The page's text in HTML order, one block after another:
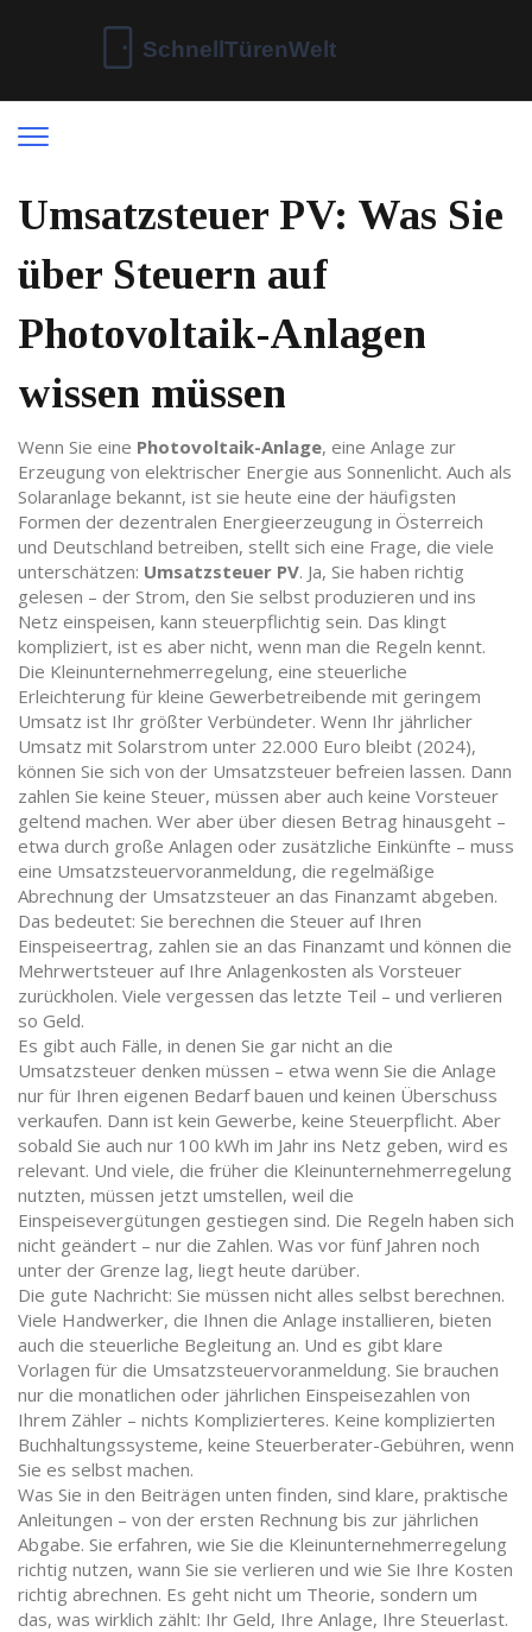
Umsatzsteuer PV: Was Sie
über Steuern auf
Photovoltaik-Anlagen
wissen müssen
Wenn Sie eine Photovoltaik-Anlage, eine Anlage zur
Erzeugung von elektrischer Energie aus Sonnenlicht. Auch als
Solaranlage bekannt, ist sie heute eine der häufigsten
Formen der dezentralen Energieerzeugung in Österreich
und Deutschland betreiben, stellt sich eine Frage, die viele
unterschätzen: Umsatzsteuer PV. Ja, Sie haben richtig
gelesen – der Strom, den Sie selbst produzieren und ins
Netz einspeisen, kann steuerpflichtig sein. Das klingt
kompliziert, ist es aber nicht, wenn man die Regeln kennt.
Die Kleinunternehmerregelung, eine steuerliche
Erleichterung für kleine Gewerbetreibende mit geringem
Umsatz ist Ihr größter Verbündeter. Wenn Ihr jährlicher
Umsatz mit Solarstrom unter 22.000 Euro bleibt (2024),
können Sie sich von der Umsatzsteuer befreien lassen. Dann
zahlen Sie keine Steuer, müssen aber auch keine Vorsteuer
geltend machen. Wer aber über diesen Betrag hinausgeht –
etwa durch große Anlagen oder zusätzliche Einkünfte – muss
eine Umsatzsteuervoranmeldung, die regelmäßige
Abrechnung der Umsatzsteuer an das Finanzamt abgeben.
Das bedeutet: Sie berechnen die Steuer auf Ihren
Einspeiseertrag, zahlen sie an das Finanzamt und können die
Mehrwertsteuer auf Ihre Anlagenkosten als Vorsteuer
zurückholen. Viele vergessen das letzte Teil – und verlieren
so Geld.
Es gibt auch Fälle, in denen Sie gar nicht an die
Umsatzsteuer denken müssen – etwa wenn Sie die Anlage
nur für Ihren eigenen Bedarf bauen und keinen Überschuss
verkaufen. Dann ist kein Gewerbe, keine Steuerpflicht. Aber
sobald Sie auch nur 100 kWh im Jahr ins Netz geben, wird es
relevant. Und viele, die früher die Kleinunternehmerregelung
nutzten, müssen jetzt umstellen, weil die
Einspeisevergütungen gestiegen sind. Die Regeln haben sich
nicht geändert – nur die Zahlen. Was vor fünf Jahren noch
unter der Grenze lag, liegt heute darüber.
Die gute Nachricht: Sie müssen nicht alles selbst berechnen.
Viele Handwerker, die Ihnen die Anlage installieren, bieten
auch die steuerliche Begleitung an. Und es gibt klare
Vorlagen für die Umsatzsteuervoranmeldung. Sie brauchen
nur die monatlichen oder jährlichen Einspeisezahlen von
Ihrem Zähler – nichts Komplizierteres. Keine komplizierten
Buchhaltungssysteme, keine Steuerberater-Gebühren, wenn
Sie es selbst machen.
Was Sie in den Beiträgen unten finden, sind klare, praktische
Anleitungen – von der ersten Rechnung bis zur jährlichen
Abgabe. Sie erfahren, wie Sie die Kleinunternehmerregelung
richtig nutzen, wann Sie sie verlieren und wie Sie Ihre Kosten
richtig abrechnen. Es geht nicht um Theorie, sondern um
das, was wirklich zählt: Ihr Geld, Ihre Anlage, Ihre Steuerlast.